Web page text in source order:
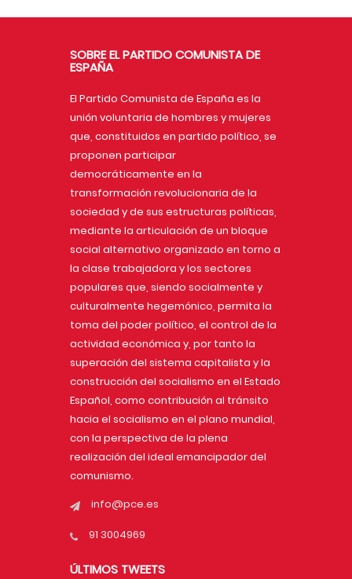
SOBRE EL PARTIDO COMUNISTA DE
ESPAÑA
El Partido Comunista de España es la
unión voluntaria de hombres y mujeres
que, constituidos en partido político, se
proponen participar
democráticamente en la
transformación revolucionaria de la
sociedad y de sus estructuras políticas,
mediante la articulación de un bloque
social alternativo organizado en torno a
la clase trabajadora y los sectores
populares que, siendo socialmente y
culturalmente hegemónico, permita la
toma del poder político, el control de la
actividad económica y, por tanto la
superación del sistema capitalista y la
construcción del socialismo en el Estado
Español, como contribución al tránsito
hacia el socialismo en el plano mundial,
con la perspectiva de la plena
realización del ideal emancipador del
comunismo.
info@pce.es
91 3004969
ÚLTIMOS TWEETS